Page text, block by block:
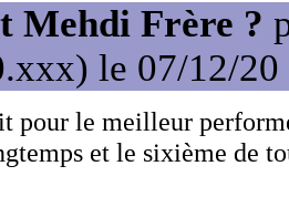
Mehdi Frère ?
le 07/12/20
pour le meilleur
et le sixième de